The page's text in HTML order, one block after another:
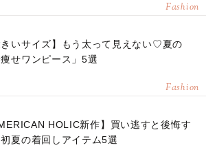
Fashion
きいサイズ】もう太って見えない♡夏の
痩せワンピース」5選
Fashion
HOLIC新作】買い逃すと後悔す
夏の着回しアイテム5選